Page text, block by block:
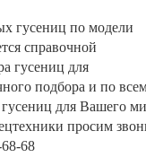
гусениц по модели
справочной
гусениц для
подбора и по
для Вашего
просим
68